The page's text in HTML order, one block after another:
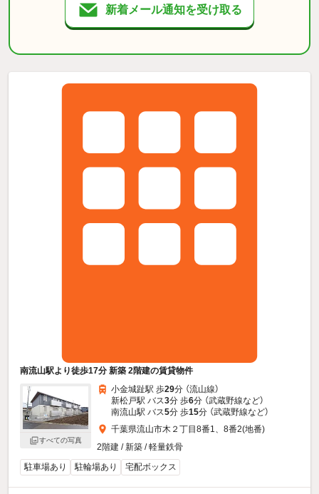
新着メール通知を受け取る
南流山駅より徒歩17分 新築 2階建の賃貸物件
すべての写真
小金城趾駅 歩29分 （流山線）
新松戸駅 バス3分 歩6分 （武蔵野線など）
南流山駅 バス5分 歩15分 （武蔵野線など）
千葉県流山市木２丁目8番1、8番2(地番)
2階建 / 新築 / 軽量鉄骨
駐車場あり
駐輪場あり 宅配ボックス